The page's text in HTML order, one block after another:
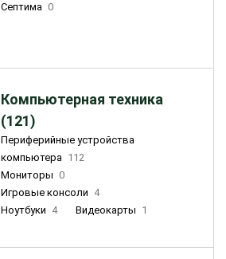
Септима 0
Компьютерная техника
(121)
Периферийные устройства
компьютера 112
Мониторы 0
Игровые консоли 4
Ноутбуки 4 Видеокарты 1